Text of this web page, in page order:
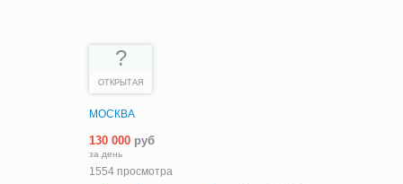
?
ОТКРЫТАЯ
МОСКВА
130 000 руб
за день
1554 просмотра